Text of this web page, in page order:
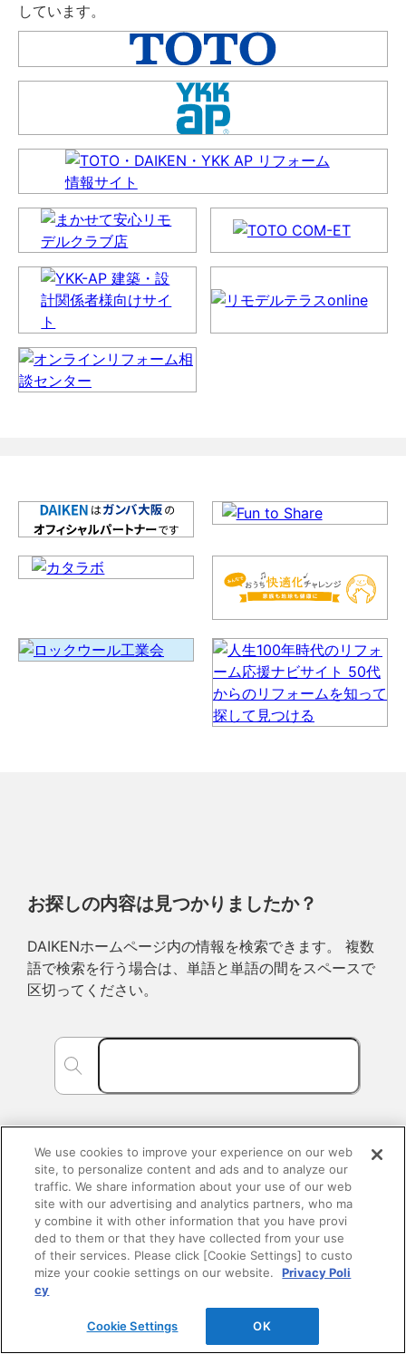
しています。
お探しの内容は見つかりましたか？
DAIKENホームページ内の情報を検索できます。 複数
語で検索を行う場合は、単語と単語の間をスペースで
区切ってください。
会社情報
We use cookies to improve your experience on our web
site, to personalize content and ads and to analyze our
traffic. We share information about your use of our web
site with our advertising and analytics partners, who ma
y combine it with other information that you have provi
ded to them or that they have collected from your use
of their services. Please click [Cookie Settings] to custo
mize your cookie settings on our website.
Privacy Poli
cy
Cookie Settings OK